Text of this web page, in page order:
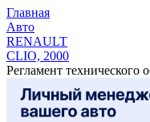
Главная
Авто
RENAULT
CLIO, 2000
Регламент технического